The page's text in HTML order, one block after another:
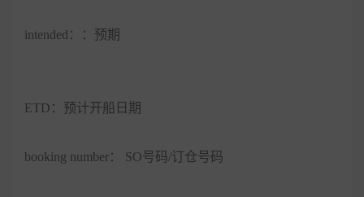
intended：：预期
ETD：预计开船日期
booking number： SO号码/订仓号码